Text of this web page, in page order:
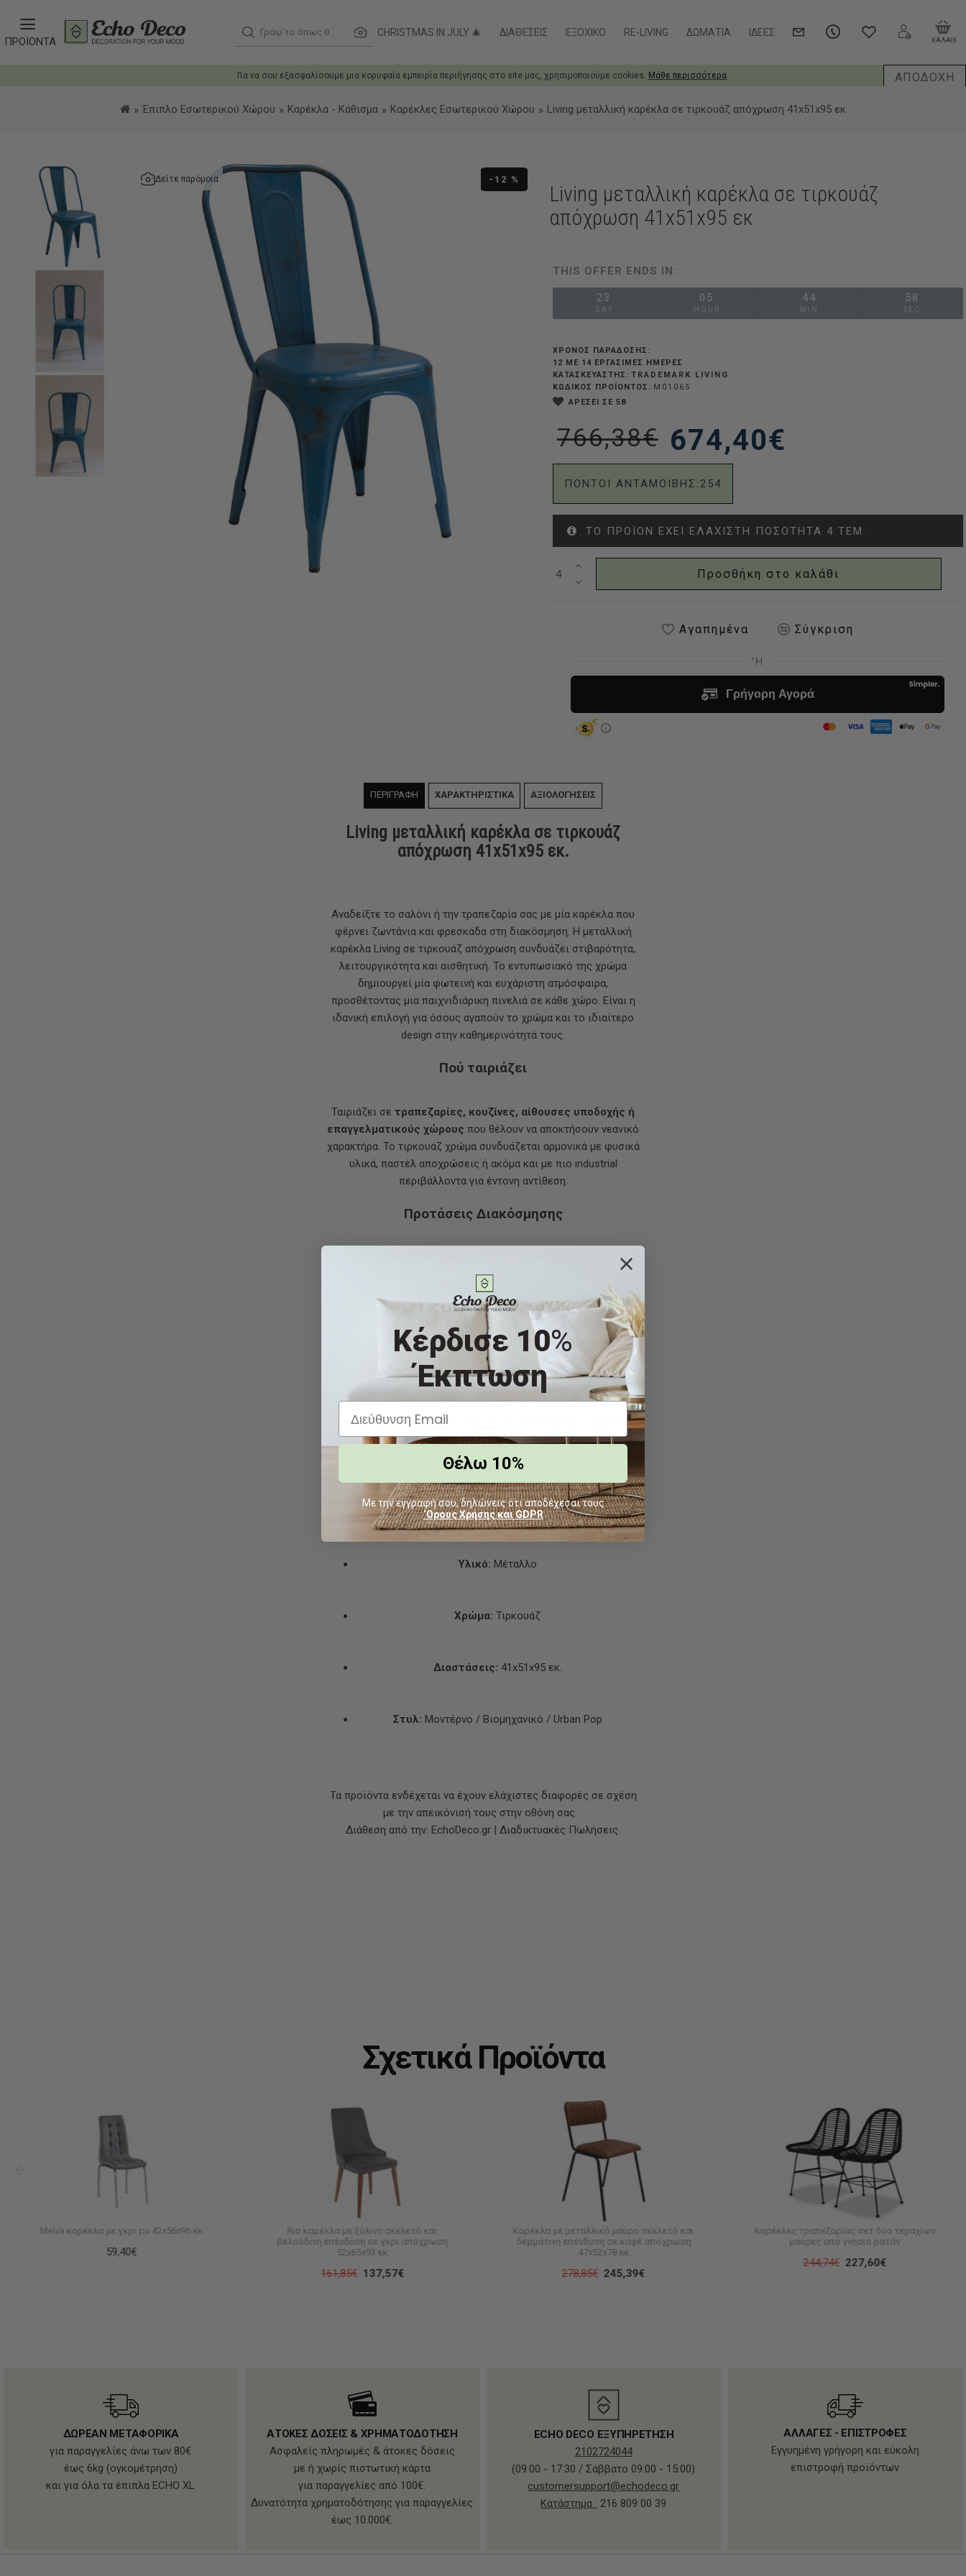
Για να σου εξασφαλίσουμε μια κορυφαία εμπειρία περιήγησης στο site μας, χρησιμοποιούμε cookies. Μάθε περισσότερα. ΑΠΟΔΟΧΗ
ΠΡΟΪΟΝΤΑ
Γράψ'το όπως θες.... CHRISTMAS IN JULY 🎄 ΔΙΑΘΈΣΕΙΣ ΕΞΟΧΙΚΌ RE-LIVING ΔΩΜΆΤΙΑ ΙΔΈΕΣ
ΚΑΛΑΘΙ
Έπιπλο Εσωτερικού Χώρου Καρέκλα - Κάθισμα Καρέκλες Εσωτερικού Χώρου Living μεταλλική καρέκλα σε τιρκουάζ απόχρωση 41x51x95 εκ
-12 %
Δείτε παρόμοια
Living μεταλλική καρέκλα σε τιρκουάζ
απόχρωση 41x51x95 εκ
THIS OFFER ENDS IN:
23
DAY
05
HOUR
44
MIN
57
SEC
674,40€
766,38€
ΠΟΝΤΟΙ ΑΝΤΑΜΟΙΒΗΣ: 254
ΧΡΟΝΟΣ ΠΑΡΑΔΟΣΗΣ:
12 ΜΕ 14 ΕΡΓΆΣΙΜΕΣ ΗΜΈΡΕΣ
ΚΑΤΑΣΚΕΥΑΣΤΗΣ: TRADEMARK LIVING
ΚΩΔΙΚΟΣ ΠΡΟΪΟΝΤΟΣ: M01065
ΑΡΕΣΕΙ ΣΕ 58
Προσθήκη στο καλάθι
Αγαπημένα Σύγκριση
ΤΟ ΠΡΟΪΌΝ ΈΧΕΙ ΕΛΆΧΙΣΤΗ ΠΟΣΌΤΗΤΑ 4 ΤΕΜ.
ΠΕΡΙΓΡΑΦΗ ΧΑΡΑΚΤΗΡΙΣΤΙΚΑ ΑΞΙΟΛΟΓΗΣΕΙΣ
Living μεταλλική καρέκλα σε τιρκουάζ
απόχρωση 41x51x95 εκ.
Αναδείξτε το σαλόνι ή την τραπεζαρία σας με μία καρέκλα που
φέρνει ζωντάνια και φρεσκάδα στη διακόσμηση. Η μεταλλική
καρέκλα Living σε τιρκουάζ απόχρωση συνδυάζει στιβαρότητα,
λειτουργικότητα και αισθητική. Το εντυπωσιακό της χρώμα
δημιουργεί μία φωτεινή και ευχάριστη ατμόσφαιρα,
προσθέτοντας μια παιχνιδιάρικη πινελιά σε κάθε χώρο. Είναι η
ιδανική επιλογή για όσους αγαπούν το χρώμα και το ιδιαίτερο
design στην καθημερινότητά τους.
Πού ταιριάζει
Ταιριάζει σε τραπεζαρίες, κουζίνες, αίθουσες υποδοχής ή
επαγγελματικούς χώρους που θέλουν να αποκτήσουν νεανικό
χαρακτήρα. Το τιρκουάζ χρώμα συνδυάζεται αρμονικά με φυσικά
υλικά, παστέλ αποχρώσεις ή ακόμα και με πιο industrial
περιβάλλοντα για έντονη αντίθεση.
Προτάσεις Διακόσμησης
, σε ανοιχτές ή
ουδέτερες αποχρώσεις, ή τοποθετήστε την ως statement
καρέκλα σε minimal περιβάλλον. Προσθέστε μαξιλαράκια σε
παστέλ ή floral υφάσματα για ακόμη πιο ανάλαφρη διάθεση.
Πώς θα βοηθήσει στην αυτοβελτίωση και την
προσωπική σας ανάπτυξη;
Το χρώμα επηρεάζει βαθιά τη διάθεση. Το τιρκουάζ τονώνει τη
δημιουργικότητα, φέρνει αισιοδοξία και ενισχύει το αίσθημα
ευεξίας. Επιλέγοντάς την, δημιουργείτε έναν χώρο που σας
εμπνέει να νιώθετε όμορφα κάθε στιγμή της ημέρας.
Χαρακτηριστικά
Υλικό: Μέταλλο
Χρώμα: Τιρκουάζ
Διαστάσεις: 41x51x95 εκ.
Στυλ: Μοντέρνο / Βιομηχανικό / Urban Pop
Τα προϊόντα ενδέχεται να έχουν ελάχιστες διαφορές σε σχέση
με την απεικόνισή τους στην οθόνη σας.
Διάθεση από την: EchoDeco.gr | Διαδικτυακές Πωλήσεις.
Σχετικά Προϊόντα
Melva καρέκλα με γκρι pu 42x56x96 εκ
59,40€
Rio καρέκλα με ξύλινο σκελετό και
βελούδινη επένδυση σε γκρι απόχρωση
52x65x93 εκ
161,85€ 137,57€
Καρέκλα με μεταλλικό μαύρο σκελετό και
δερμάτινη επένδυση σε καφέ απόχρωση
47x52x78 εκ
278,85€ 245,39€
Καρέκλες τραπεζαρίας σετ δύο τεμαχίων
μαύρες από γνήσιο ρατάν
244,74€ 227,60€
ΔΩΡΕΑΝ ΜΕΤΑΦΟΡΙΚΑ
για παραγγελίες άνω των 80€
έως 6kg (ογκομέτρηση)
και για όλα τα έπιπλα ECHO XL
ΑΤΟΚΕΣ ΔΟΣΕΙΣ & ΧΡΗΜΑΤΟΔΟΤΗΣΗ
Ασφαλείς πληρωμές & άτοκες δόσεις
με ή χωρίς πιστωτική κάρτα
για παραγγελίες από 100€.
Δυνατότητα χρηματοδότησης για παραγγελίες
έως 10.000€.
ECHO DECO ΕΞΥΠΗΡΕΤΗΣΗ
2102724044
(09:00 - 17:30 / Σάββατο 09:00 - 15:00)
customersupport@echodeco.gr
Κατάστημα : 216 809 00 39
ΑΛΛΑΓΕΣ - ΕΠΙΣΤΡΟΦΕΣ
Εγγυημένη γρήγορη και εύκολη
επιστροφή προϊόντων
Κέρδισε 10%
Έκπτωση
Θέλω 10%
Με την εγγραφή σου, δηλώνεις ότι αποδέχεσαι τους
‘Ορους Χρήσης και GDPR